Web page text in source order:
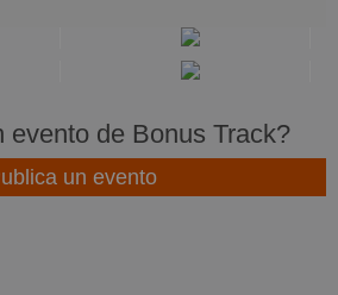
evento de Bonus Track?
un evento